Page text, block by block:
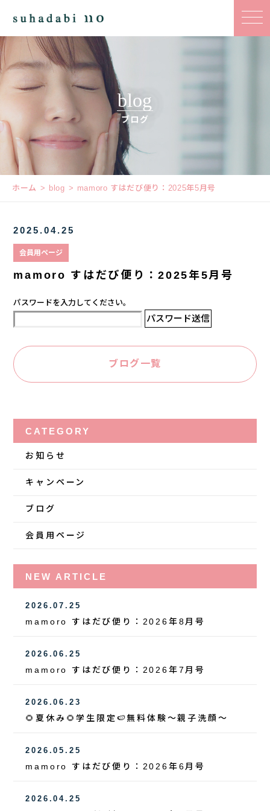
blog
ブログ
ホーム blog mamoro すはだび便り：2025年5月号
2025.04.25
会員用ページ
mamoro すはだび便り：2025年5月号
パスワードを入力してください。
ブログ一覧
CATEGORY
お知らせ
キャンペーン
ブログ
会員用ページ
NEW ARTICLE
2026.07.25
mamoro すはだび便り：2026年8月号
2026.06.25
mamoro すはだび便り：2026年7月号
2026.06.23
🌻夏休み🌻学生限定🍉無料体験～親子洗顔～
2026.05.25
mamoro すはだび便り：2026年6月号
2026.04.25